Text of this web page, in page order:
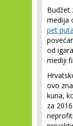
Budžet
medija
pet puta
od
mediji
ovo
kuna,
za